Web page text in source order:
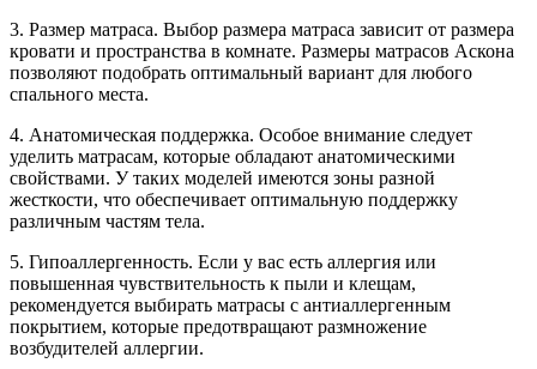
3. Размер матраса. Выбор размера матраса зависит от размера
кровати и пространства в комнате. Размеры матрасов Аскона
позволяют подобрать оптимальный вариант для любого
спального места.
4. Анатомическая поддержка. Особое внимание следует
уделить матрасам, которые обладают анатомическими
свойствами. У таких моделей имеются зоны разной
жесткости, что обеспечивает оптимальную поддержку
различным частям тела.
5. Гипоаллергенность. Если у вас есть аллергия или
повышенная чувствительность к пыли и клещам,
рекомендуется выбирать матрасы с антиаллергенным
покрытием, которые предотвращают размножение
возбудителей аллергии.